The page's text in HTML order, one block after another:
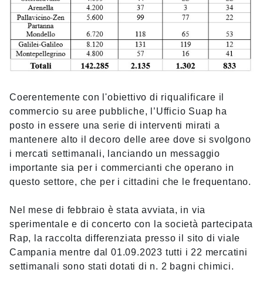
Coerentemente con l'obiettivo di riqualificare il
commercio su aree pubbliche, l’Ufficio Suap ha
posto in essere una serie di interventi mirati a
mantenere alto il decoro delle aree dove si svolgono
i mercati settimanali, lanciando un messaggio
importante sia per i commercianti che operano in
questo settore, che per i cittadini che le frequentano.
Nel mese di febbraio è stata avviata, in via
sperimentale e di concerto con la società partecipata
Rap, la raccolta differenziata presso il sito di viale
Campania mentre dal 01.09.2023 tutti i 22 mercatini
settimanali sono stati dotati di n. 2 bagni chimici.